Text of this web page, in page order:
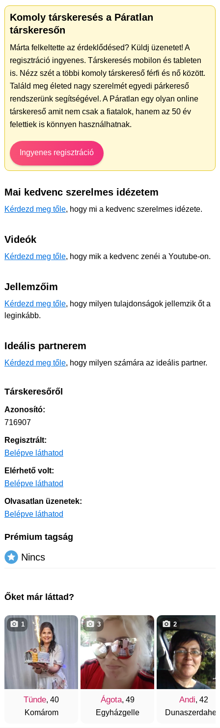
Komoly társkeresés a Páratlan
társkeresőn
Márta felkeltette az érdeklődésed? Küldj üzenetet! A
regisztráció ingyenes. Társkeresés mobilon és tableten
is. Nézz szét a többi komoly társkereső férfi és nő között.
Találd meg életed nagy szerelmét egyedi párkereső
rendszerünk segítségével. A Páratlan egy olyan online
társkereső amit nem csak a fiatalok, hanem az 50 év
felettiek is könnyen használhatnak.
Ingyenes regisztráció
Mai kedvenc szerelmes idézetem
Kérdezd meg tőle, hogy mi a kedvenc szerelmes idézete.
Videók
Kérdezd meg tőle, hogy mik a kedvenc zenéi a Youtube-on.
Jellemzőim
Kérdezd meg tőle, hogy milyen tulajdonságok jellemzik őt a
leginkább.
Ideális partnerem
Kérdezd meg tőle, hogy milyen számára az ideális partner.
Társkeresőről
Azonosító:
716907
Regisztrált:
Belépve láthatod
Elérhető volt:
Belépve láthatod
Olvasatlan üzenetek:
Belépve láthatod
Prémium tagság
Nincs
Őket már láttad?
Tünde, 40
Komárom
1
Ágota, 49
Egyházgelle
3
Andi, 42
2